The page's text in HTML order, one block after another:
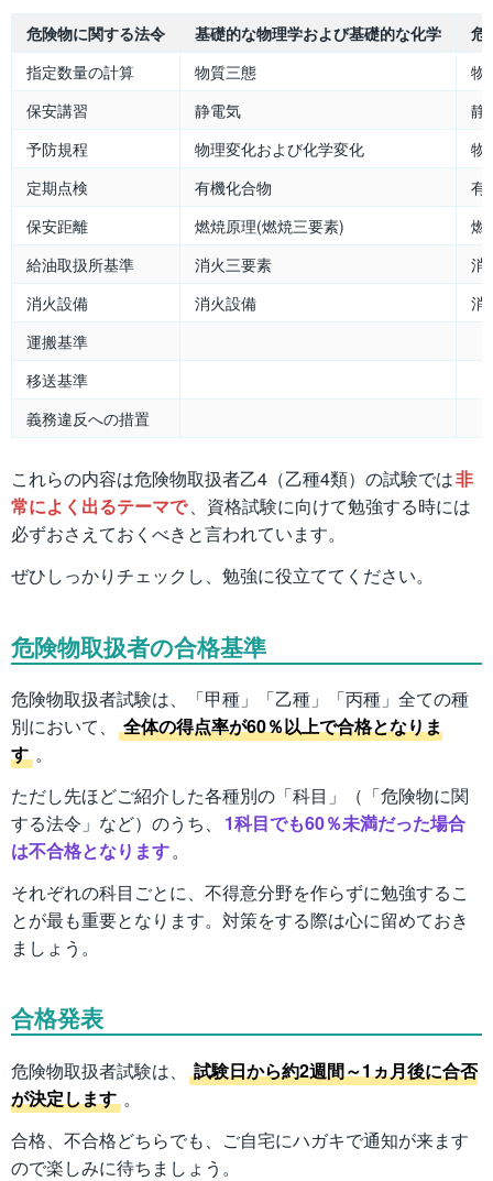
危険物に関する法令 基礎的な物理学および基礎的な化学
危
指定数量の計算
物質三態
物
保安講習
静電気
静
予防規程
物理変化および化学変化
物
定期点検
有機化合物
有
保安距離
燃焼原理(燃焼三要素)
燃
給油取扱所基準
消火三要素
消
消火設備
消火設備
消
運搬基準
移送基準
義務違反への措置
これらの内容は危険物取扱者乙4（乙種4類）の試験では非
常によく出るテーマで、資格試験に向けて勉強する時には
必ずおさえておくべきと言われています。
ぜひしっかりチェックし、勉強に役立ててください。
危険物取扱者の合格基準
危険物取扱者試験は、「甲種」「乙種」「丙種」全ての種
別において、
全体の得点率が60％以上で合格となりま
す 。
ただし先ほどご紹介した各種別の「科目」（「危険物に関
する法令」など）のうち、
1科目でも60％未満だった場合
は不合格となります。
それぞれの科目ごとに、不得意分野を作らずに勉強するこ
とが最も重要となります。対策をする際は心に留めておき
ましょう。
合格発表
危険物取扱者試験は、
試験日から約2週間～1ヵ月後に合否
が決定します 。
合格、不合格どちらでも、ご自宅にハガキで通知が来ます
ので楽しみに待ちましょう。